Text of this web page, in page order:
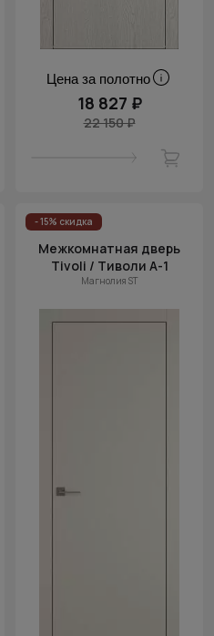
Цена за полотно
18 827 ₽
22 150 ₽
- 15% скидка
Межкомнатная дверь
Tivoli / Тиволи А-1
Магнолия ST